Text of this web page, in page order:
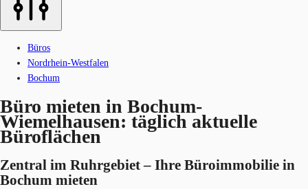
Büros
Nordrhein-Westfalen
Bochum
Büro mieten in Bochum-
Wiemelhausen: täglich aktuelle
Büroflächen
Zentral im Ruhrgebiet – Ihre Büroimmobilie in
Bochum mieten